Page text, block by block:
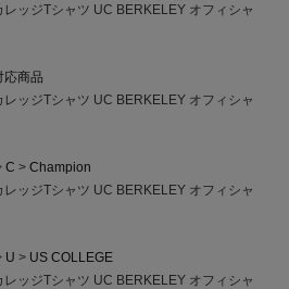
ッジTシャツ UC BERKELEY オフィシャ
応商品
ッジTシャツ UC BERKELEY オフィシャ
C
Champion
ッジTシャツ UC BERKELEY オフィシャ
U
US COLLEGE
ッジTシャツ UC BERKELEY オフィシャ